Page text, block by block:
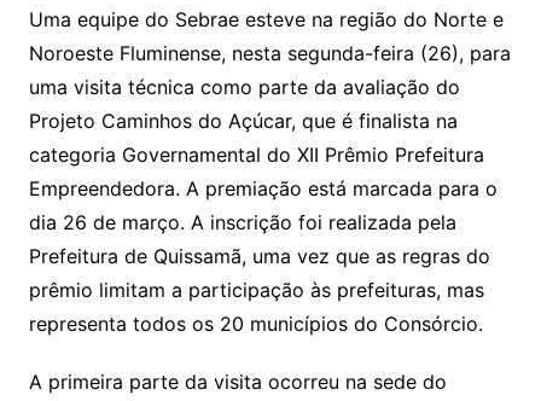
Uma equipe do Sebrae esteve na região do Norte e
Noroeste Fluminense, nesta segunda-feira (26), para
uma visita técnica como parte da avaliação do
Projeto Caminhos do Açúcar, que é finalista na
categoria Governamental do XII Prêmio Prefeitura
Empreendedora. A premiação está marcada para o
dia 26 de março. A inscrição foi realizada pela
Prefeitura de Quissamã, uma vez que as regras do
prêmio limitam a participação às prefeituras, mas
representa todos os 20 municípios do Consórcio.
A primeira parte da visita ocorreu na sede do